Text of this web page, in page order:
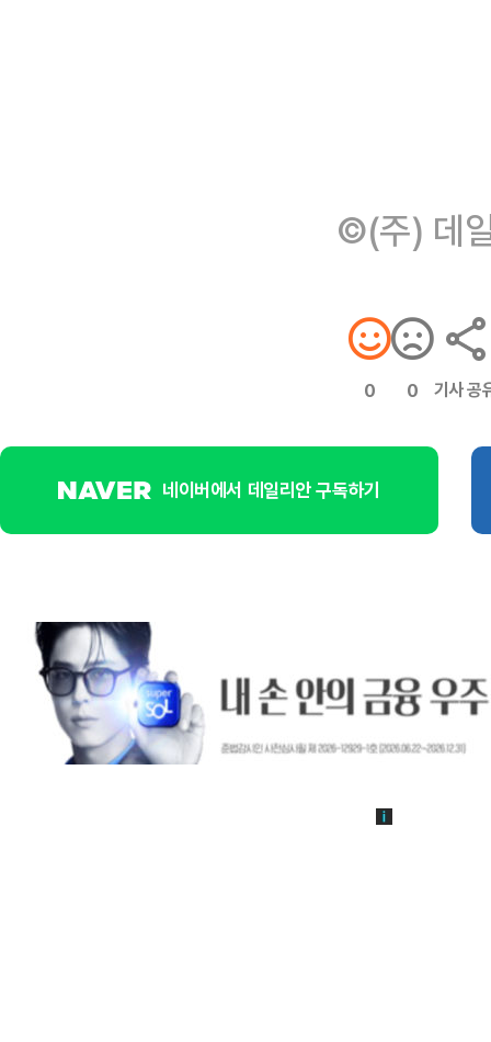
©(주) 데
0 0 기사 공
네이버에서 데일리안 구독하기